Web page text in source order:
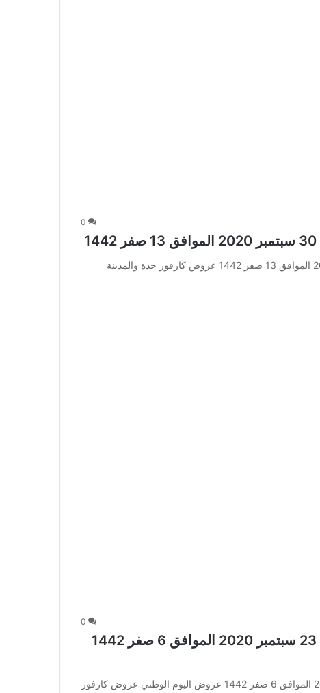
0
عروض كارفور جدة والمدينة الأسبوعية 30 سبتمبر 2020 الموافق 13 صفر 1442 عروض كارفور جدة والمدينة
0
عروض كارفور جدة والمدينة الأسبوعية 23 سبتمبر 2020 الموافق 6 صفر 1442
عروض كارفور جدة والمدينة الأسبوعية 23 سبتمبر 2020 الموافق 6 صفر 1442 عروض اليوم الوطني عروض كارفور